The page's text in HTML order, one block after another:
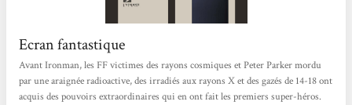
Ecran fantastique
Avant Ironman, les FF victimes des rayons cosmiques et Peter Parker mordu
par une araignée radioactive, des irradiés aux rayons X et des gazés de 14-18 ont
acquis des pouvoirs extraordinaires qui en ont fait les premiers super-héros.